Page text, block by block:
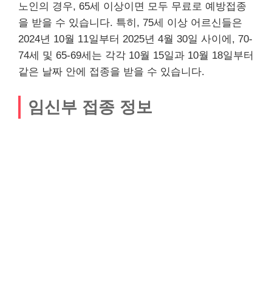
노인의 경우, 65세 이상이면 모두 무료로 예방접종
을 받을 수 있습니다. 특히, 75세 이상 어르신들은
2024년 10월 11일부터 2025년 4월 30일 사이에, 70-
74세 및 65-69세는 각각 10월 15일과 10월 18일부터
같은 날짜 안에 접종을 받을 수 있습니다.
임신부 접종 정보